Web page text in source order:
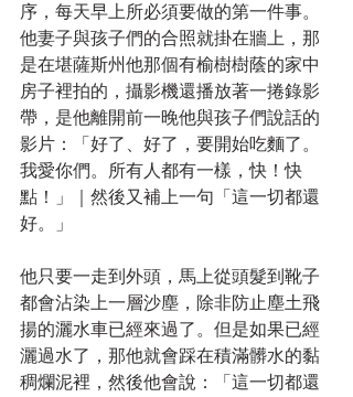
序，每天早上所必須要做的第一件事。
他妻子與孩子們的合照就掛在牆上，那
是在堪薩斯州他那個有榆樹樹蔭的家中
房子裡拍的，攝影機還播放著一捲錄影
帶，是他離開前一晚他與孩子們說話的
影片：「好了、好了，要開始吃麵了。
我愛你們。所有人都有一樣，快！快
點！」｜然後又補上一句「這一切都還
好。」
他只要一走到外頭，馬上從頭髮到靴子
都會沾染上一層沙塵，除非防止塵土飛
揚的灑水車已經來過了。但是如果已經
灑過水了，那他就會踩在積滿髒水的黏
稠爛泥裡，然後他會說：「這一切都還